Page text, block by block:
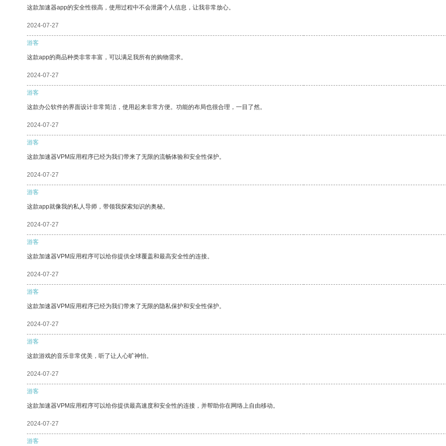
这款加速器app的安全性很高，使用过程中不会泄露个人信息，让我非常放心。
2024-07-27
游客
这款app的商品种类非常丰富，可以满足我所有的购物需求。
2024-07-27
游客
这款办公软件的界面设计非常简洁，使用起来非常方便。功能的布局也很合理，一目了然。
2024-07-27
游客
这款加速器VPM应用程序已经为我们带来了无限的流畅体验和安全性保护。
2024-07-27
游客
这款app就像我的私人导师，带领我探索知识的奥秘。
2024-07-27
游客
这款加速器VPM应用程序可以给你提供全球覆盖和最高安全性的连接。
2024-07-27
游客
这款加速器VPM应用程序已经为我们带来了无限的隐私保护和安全性保护。
2024-07-27
游客
这款游戏的音乐非常优美，听了让人心旷神怡。
2024-07-27
游客
这款加速器VPM应用程序可以给你提供最高速度和安全性的连接，并帮助你在网络上自由移动。
2024-07-27
游客